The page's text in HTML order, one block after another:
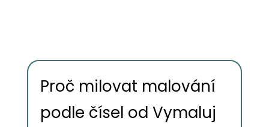
Proč milovat malování
podle čísel od Vymaluj